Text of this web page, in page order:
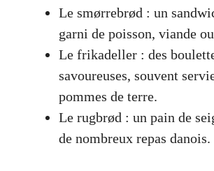
Le smørrebrød : un
garni de poisson, viande
Le frikadeller : des
savoureuses, souvent
pommes de terre.
Le rugbrød : un pain de
de nombreux repas danois.